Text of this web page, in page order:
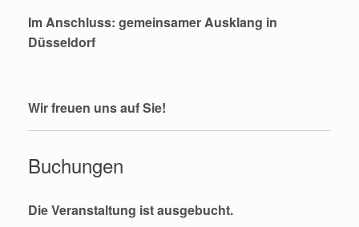
Im Anschluss: gemeinsamer Ausklang in
Düsseldorf
Wir freuen uns auf Sie!
Buchungen
Die Veranstaltung ist ausgebucht.